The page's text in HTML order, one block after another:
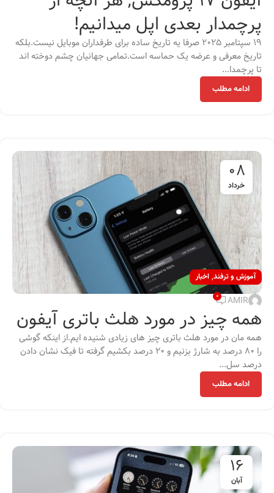
پرچمدار بعدی اپل میدانیم!
19 سپتامبر 2025 صرفا یه تاریخ ساده برای طرفداران موبایل نیست.بلکه
تاریخ معرفی و عرضه یک حماسه است.تمامی جهانیان چشم دوخته اند
تا پرچمدا...
ادامه مطلب
08
خرداد
آموزش و ترفند, اخبار
AMIR
0
همه چیز در مورد هلث باتری آیفون
همه مان در مورد هلث باتری چیز های زیادی شنیده ایم.از اینکه گوشی
را 80 درصد به شارژ بزنیم و 20 درصد بکشیم گرفته تا فیک نشان دادن
درصد سل...
ادامه مطلب
16
آبان